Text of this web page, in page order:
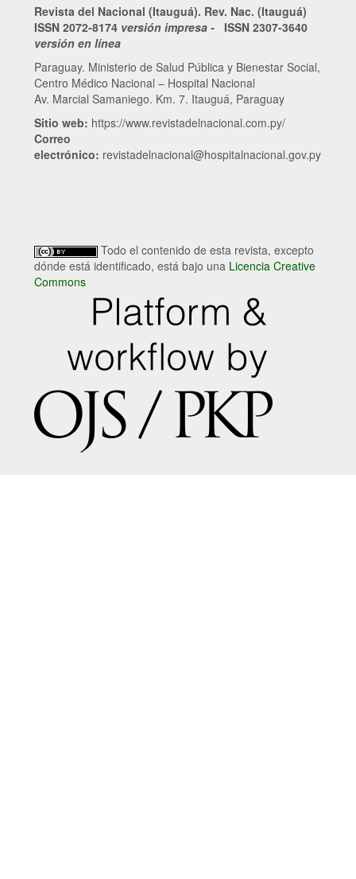
Revista del Nacional (Itauguá). Rev. Nac. (Itauguá)
ISSN 2072-8174 versión impresa - ISSN 2307-3640
versión en línea
Paraguay. Ministerio de Salud Pública y Bienestar Social,
Centro Médico Nacional – Hospital Nacional
Av. Marcial Samaniego. Km. 7. Itauguá, Paraguay
Sitio web: https://www.revistadelnacional.com.py/
Correo
electrónico: revistadelnacional@hospitalnacional.gov.py
Todo el contenido de esta revista, excepto
dónde está identificado, está bajo una Licencia Creative
Commons